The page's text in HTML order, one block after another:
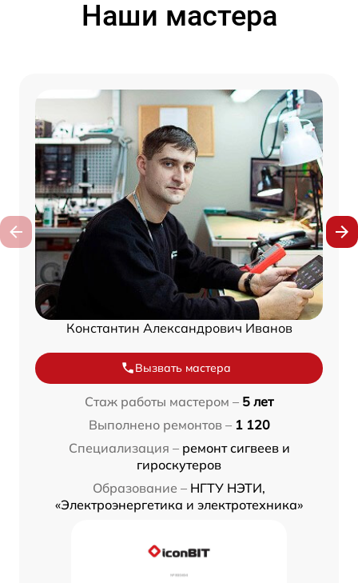
Наши мастера
Константин Александрович Иванов
Вызвать мастера
Стаж работы мастером – 5 лет
Выполнено ремонтов – 1 120
Специализация – ремонт сигвеев и
гироскутеров
Образование – НГТУ НЭТИ,
«Электроэнергетика и электротехника»